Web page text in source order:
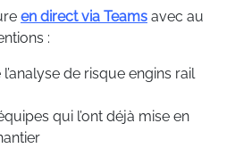
en direct via Teams avec au
:
de risque engins rail
qui l’ont déjà mise en